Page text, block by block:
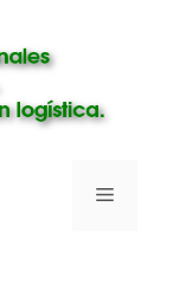
Menú